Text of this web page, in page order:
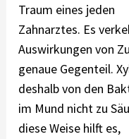
Traum eines jeden
Zahnarztes. Es
Auswirkungen von
genaue Gegenteil.
deshalb von den
im Mund nicht zu
diese Weise hilft es,